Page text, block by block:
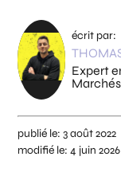
écrit par:
Expert
publié le:3 août 2022
modifié le:4 juin 2026